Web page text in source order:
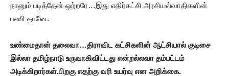
நானும் படித்தேன் ஒற்றரே…இது எதிர்கட்சி அரசியல்வாதிகளின்
பணி தானே.
உண்மைதான் தலைவா…திராவிட கட்சிகளின் ஆட்சியால் குடிசை
இல்லா தமிழ்நாடு உருவாகிவிட்டது என்றல்லவா தம்பட்டம்
அடிக்கிறார்கள்.பிறகு எதற்கு வரி உயர்வு என அறிக்கை.